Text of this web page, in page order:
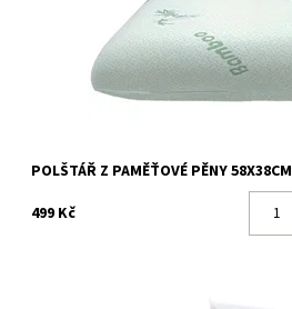
Skladem >5 ks
3609
POLŠTÁŘ Z PAMĚŤOVÉ PĚNY 58X38CM
499 Kč